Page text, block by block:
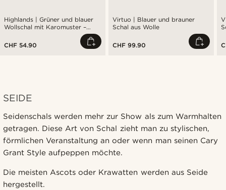
Highlands | Grüner und blauer
Wollschal mit Karomuster –
CHF 54.90
Virtuo | Blauer und brauner
Schal aus Wolle
CHF 99.90
SEIDE
Seidenschals werden mehr zur Show als zum Warmhalten
getragen. Diese Art von Schal zieht man zu stylischen,
förmlichen Veranstaltung an oder wenn man seinen Cary
Grant Style aufpeppen möchte.
Die meisten Ascots oder Krawatten werden aus Seide
hergestellt.